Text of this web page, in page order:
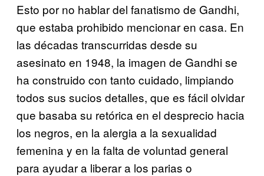
Esto por no hablar del fanatismo de Gandhi,
que estaba prohibido mencionar en casa. En
las décadas transcurridas desde su
asesinato en 1948, la imagen de Gandhi se
ha construido con tanto cuidado, limpiando
todos sus sucios detalles, que es fácil olvidar
que basaba su retórica en el desprecio hacia
los negros, en la alergia a la sexualidad
femenina y en la falta de voluntad general
para ayudar a liberar a los parias o